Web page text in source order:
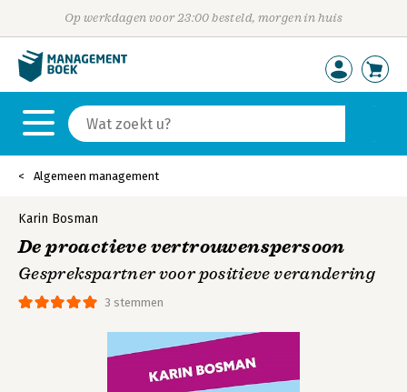
Op werkdagen voor 23:00 besteld, morgen in huis
Algemeen management
3 stemmen
Karin Bosman
De proactieve vertrouwenspersoon
Gesprekspartner voor positieve verandering